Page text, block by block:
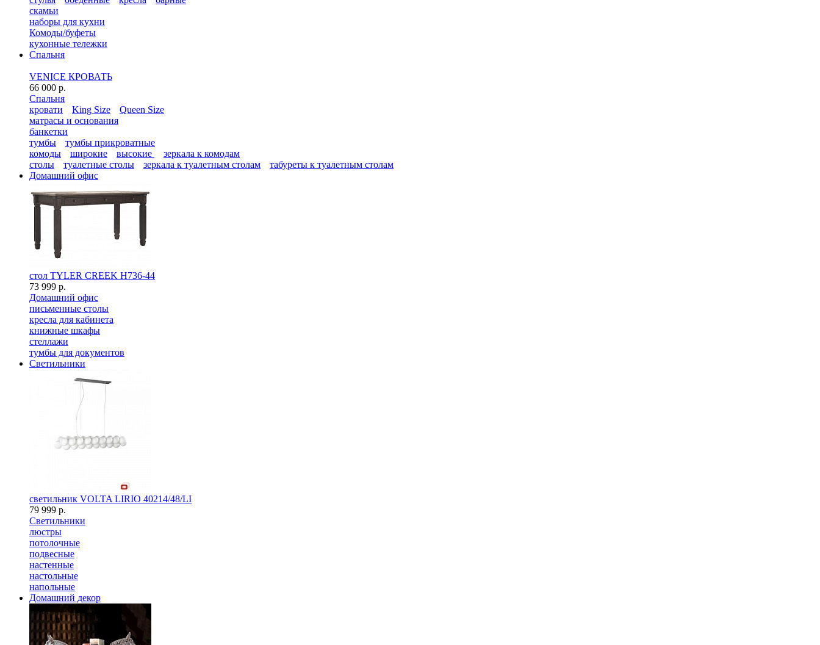
скамьи
наборы для кухни
Комоды/буфеты
кухонные тележки
Спальня
VENICE КРОВАТЬ
66 000 р.
Спальня
кровати
King Size
Queen Size
матрасы и основания
банкетки
тумбы
тумбы прикроватные
комоды
широкие высокие
зеркала к комодам
столы
туалетные столы зеркала к туалетным столам
табуреты к туалетным столам
Домашний офис
стол TYLER CREEK H736-44
73 999 р.
Домашний офис
письменные столы
кресла для кабинета
книжные шкафы
стеллажи
тумбы для документов
Светильники
светильник VOLTA LIRIO 40214/48/LI
79 999 р.
Светильники
люстры
потолочные
подвесные
настенные
настольные
напольные
Домашний декор